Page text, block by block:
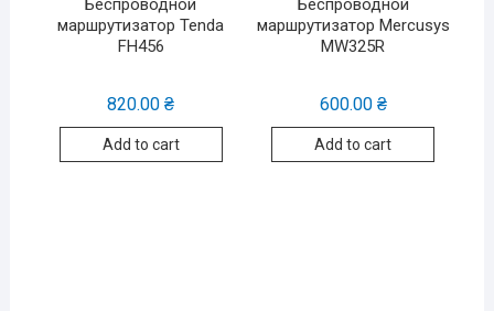
Беспроводной
маршрутизатор Tenda
FH456
820.00₴
Add to cart
Беспроводной
маршрутизатор Mercusys
MW325R
600.00 ₴
Add to cart